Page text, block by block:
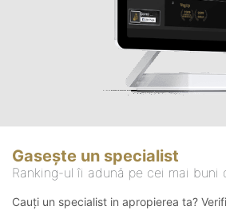
Gasește un specialist
Ranking-ul îi adună pe cei mai buni
Cauți un specialist in apropierea ta?